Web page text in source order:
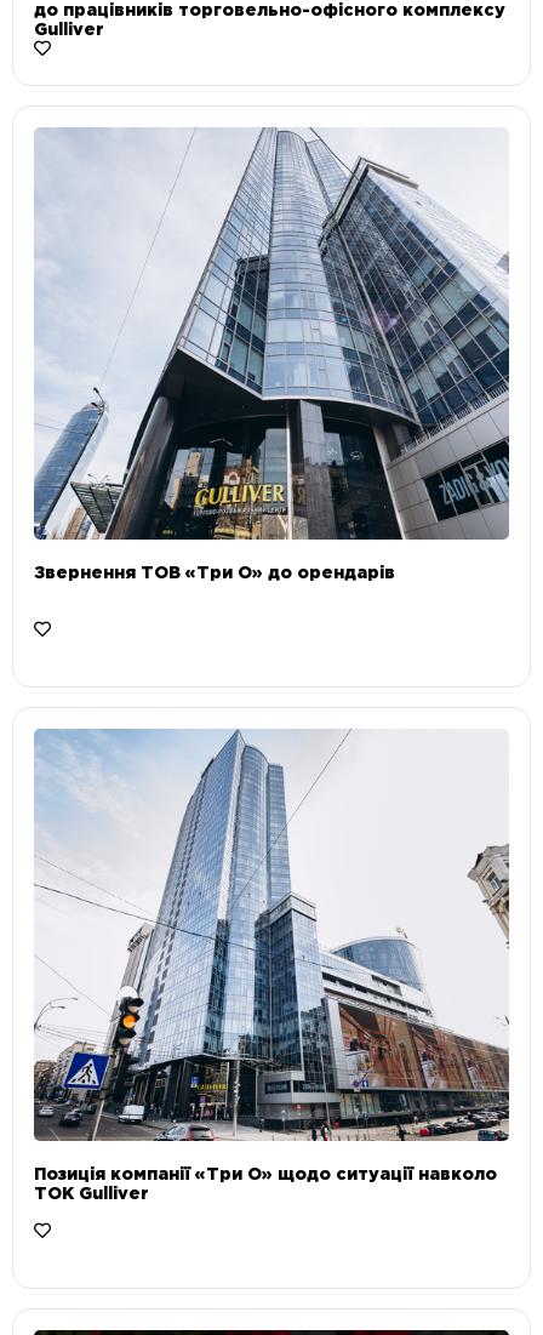
до працівників торговельно-офісного комплексу
Gulliver
Звернення ТОВ «Три О» до орендарів
Позиція компанії «Три О» щодо ситуації навколо
ТОК Gulliver